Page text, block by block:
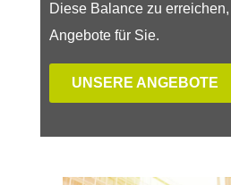
Diese Balance zu
Angebote für Sie.
UNSERE ANGEBOTE